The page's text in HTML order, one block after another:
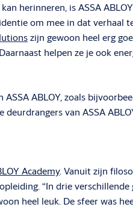
herinneren, is ASSA
om mee in dat verhaal
zijn gewoon heel erg
helpen ze je ook
ABLOY, zoals
van ASSA
Academy. Vanuit zijn
“In drie
heel leuk. De sfeer was